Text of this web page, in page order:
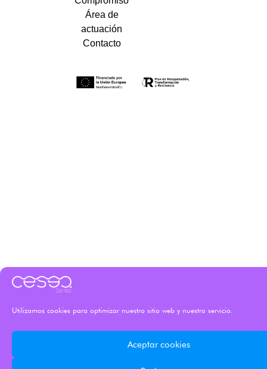
Utilizamos cookies para optimizar nuestro sitio web y nuestro servicio.
Aceptar cookies
Área de
actuación
Contacto